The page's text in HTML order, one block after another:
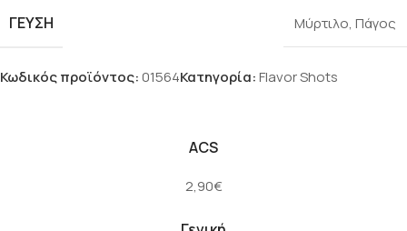
ΓΕΎΣΗ Μύρτιλο, Πάγος
Κωδικός προϊόντος:01564Κατηγορία:Flavor Shots
ACS
2,90€